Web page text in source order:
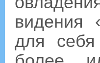
видения
для